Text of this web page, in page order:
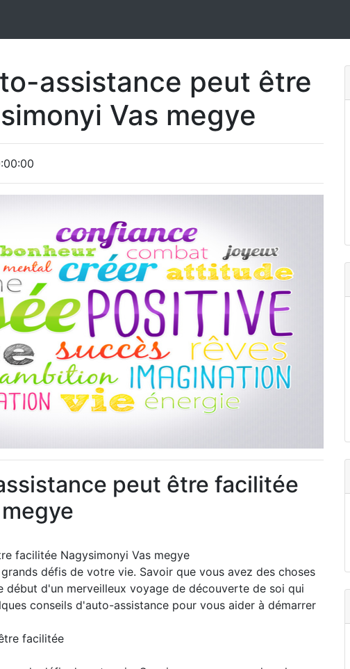
assistance peut être
Vas megye
peut être facilitée
facilitée Nagysimonyi Vas megye
défis de votre vie. Savoir que vous avez des choses
d'un merveilleux voyage de découverte de soi qui
conseils d'auto-assistance pour vous aider à démarrer
facilitée